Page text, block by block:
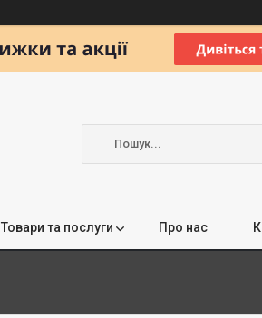
Товари та послуги Про нас